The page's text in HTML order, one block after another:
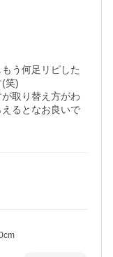
う何足リピした
笑)
取り替え方がわ
るとなお良いで